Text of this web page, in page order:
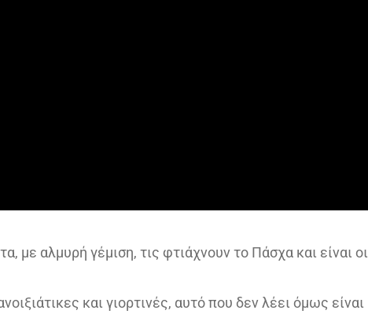
με αλμυρή γέμιση, τις φτιάχνουν το Πάσχα και είναι οι
και γιορτινές, αυτό που δεν λέει όμως είναι